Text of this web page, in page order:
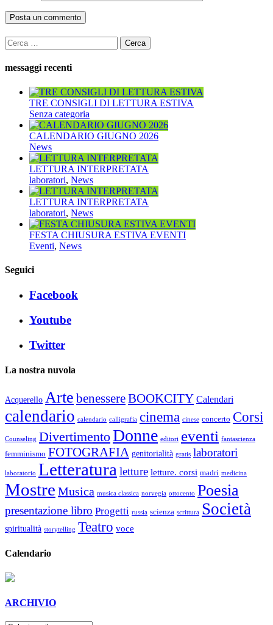
Ricerca
per:
messaggi recenti
TRE CONSIGLI DI LETTURA ESTIVA
Senza categoria
CALENDARIO GIUGNO 2026
News
LETTURA INTERPRETATA
laboratori, News
LETTURA INTERPRETATA
laboratori, News
FESTA CHIUSURA ESTIVA EVENTI
Eventi, News
Seguici
Facebook
Youtube
Twitter
La nostra nuvola
Acquerello Arte benessereBOOKCITY Calendari
calendario calendario calligrafia cinema cinese concerto Corsi
Counseling DivertimentoDonne editori eventi fantascienza
femminismo FOTOGRAFIA genitorialità gratis laboratori
laboratorio Letteratura letture letture. corsi madri medicina
Mostre Musica musica classica norvegia ottocento Poesia
presentazione libro Progetti russia scienza scrittura Società
spiritualità storytelling Teatro voce
Calendario
ARCHIVIO